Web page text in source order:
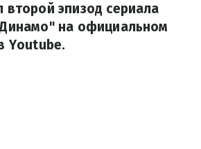
эпизод сериала
на официальном
Youtube.